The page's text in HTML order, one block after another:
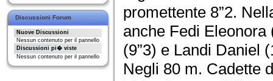
Discussioni Forum
Nuove Discussioni
Nessun contenuto per il pannello
Discussioni pi� viste
Nessun contenuto per il pannello
promettente 8”2.
anche Fedi Eleonora
(9”3) e Landi Daniel
Negli 80 m. Cadette